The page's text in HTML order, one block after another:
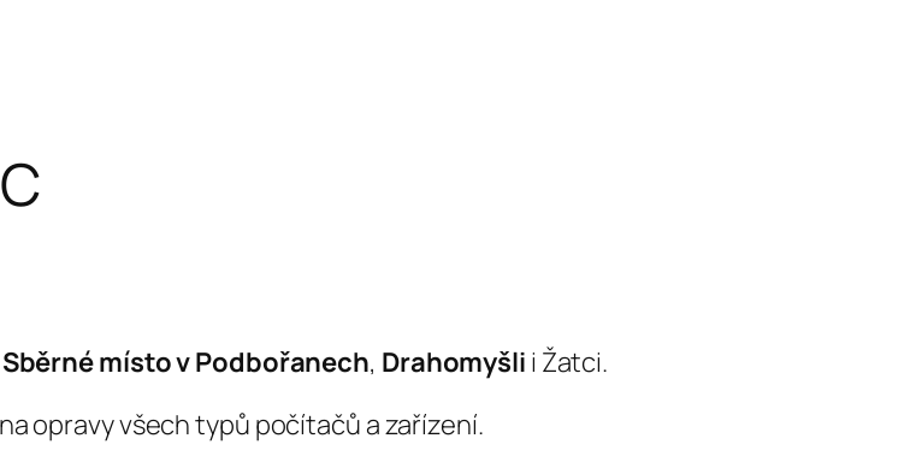
místo v Podbořanech, Drahomyšli i Žatci.
opravy všech typů počítačů a zařízení.